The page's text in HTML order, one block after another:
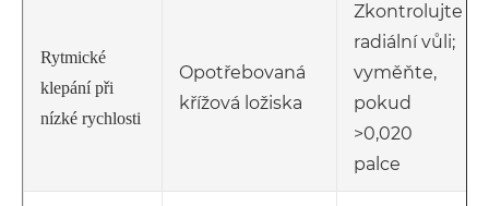
Rytmické
klepání při
nízké rychlosti
Opotřebovaná
křížová ložiska
Zkontrolujte
radiální vůli;
vyměňte,
pokud
>0,020
palce